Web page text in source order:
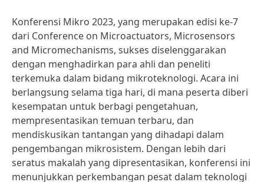
Konferensi Mikro 2023, yang merupakan edisi ke-7
dari Conference on Microactuators, Microsensors
and Micromechanisms, sukses diselenggarakan
dengan menghadirkan para ahli dan peneliti
terkemuka dalam bidang mikroteknologi. Acara ini
berlangsung selama tiga hari, di mana peserta diberi
kesempatan untuk berbagi pengetahuan,
mempresentasikan temuan terbaru, dan
mendiskusikan tantangan yang dihadapi dalam
pengembangan mikrosistem. Dengan lebih dari
seratus makalah yang dipresentasikan, konferensi ini
menunjukkan perkembangan pesat dalam teknologi